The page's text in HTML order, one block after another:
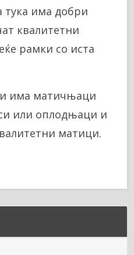
тука има добри
квалитетни
рамки со иста
има матичњаци
или оплодњаци и
матици.